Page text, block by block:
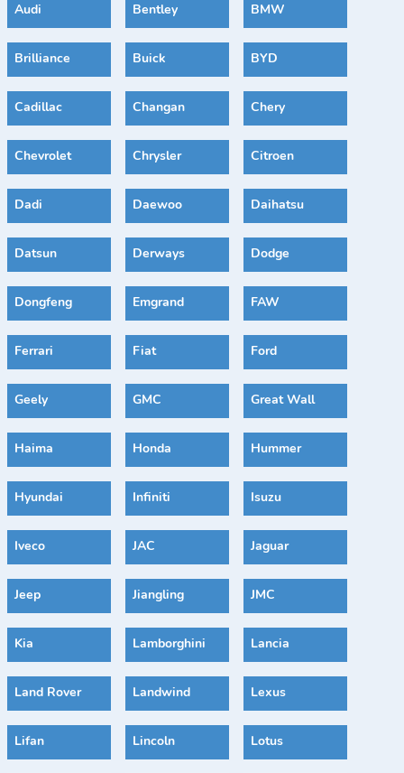
Audi Bentley BMW
Brilliance Buick BYD
Cadillac Changan Chery
Chevrolet Chrysler Citroen
Dadi Daewoo Daihatsu
Datsun Derways Dodge
Dongfeng Emgrand FAW
Ferrari Fiat Ford
Geely GMC Great Wall
Haima Honda Hummer
Hyundai Infiniti Isuzu
Iveco JAC Jaguar
Jeep Jiangling JMC
Kia Lamborghini Lancia
Land Rover Landwind Lexus
Lifan Lincoln Lotus